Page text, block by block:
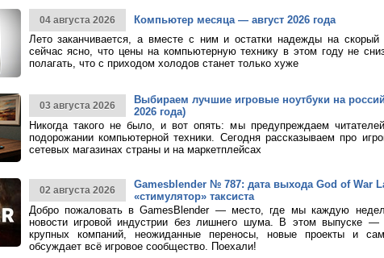
04 августа 2026
Компьютер месяца — август 2026 года
Лето заканчивается, а вместе с ним и остатки надежды на
сейчас ясно, что цены на компьютерную технику в этом году не
полагать, что с приходом холодов станет только хуже
03 августа 2026
Выбираем лучшие игровые ноутбуки на
2026 года)
Никогда такого не было, и вот опять: мы предупреждаем
подорожании компьютерной техники. Сегодня рассказываем про
сетевых магазинах страны и на маркетплейсах
02 августа 2026
Gamesblender № 787: дата выхода God of War
«стимулятор» таксиста
Добро пожаловать в GamesBlender — место, где мы каждую
новости игровой индустрии без лишнего шума. В этом выпуске —
крупных компаний, неожиданные переносы, новые проекты и
обсуждает всё игровое сообщество. Поехали!